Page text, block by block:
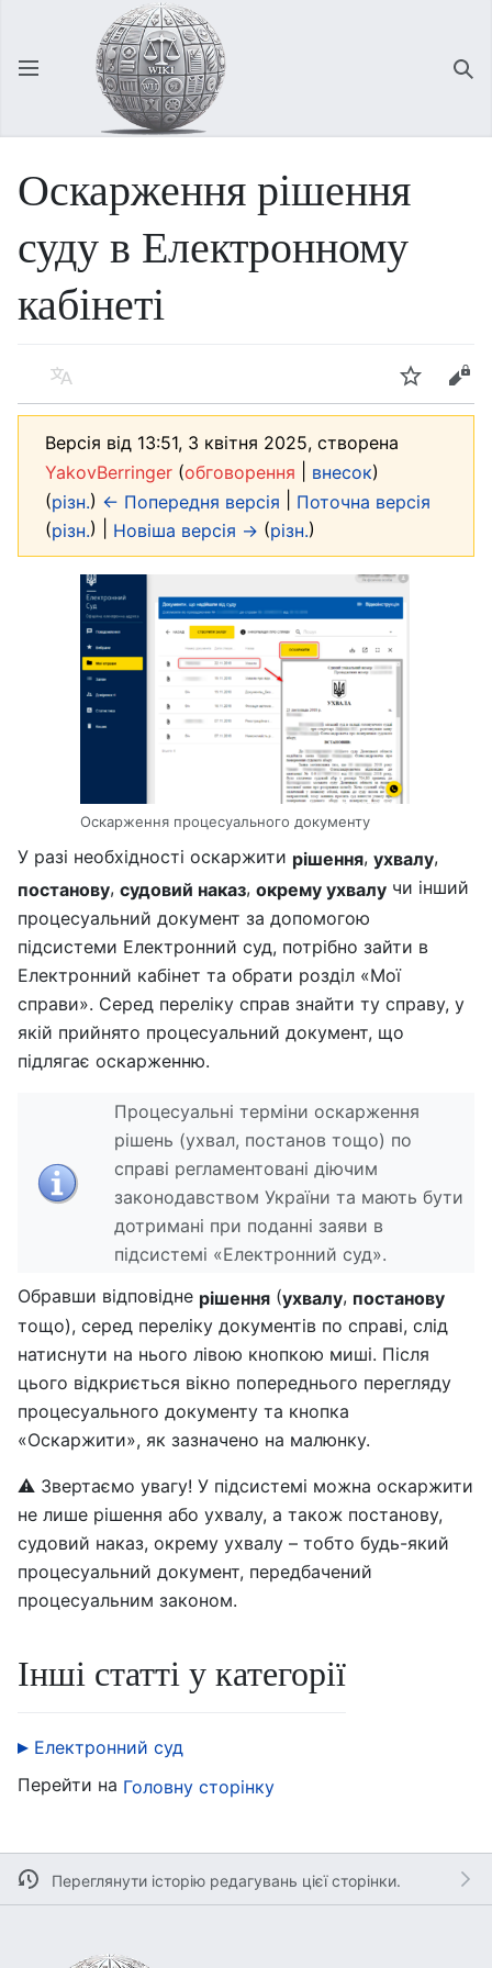
Відкрити головне меню
Оскарження рішення
суду в Електронному
кабінеті
Мова Спостерігати Редагувати
Версія від 13:51, 3 квітня 2025, створена
YakovBerringer (обговорення внесок)
(різн.) ← Попередня версія
Поточна версія
(різн.) | Новіша версія → (різн.)
Оскарження процесуального документу
У разі необхідності оскаржити рішення, ухвалу,
постанову, судовий наказ, окрему ухвалу чи інший
процесуальний документ за допомогою
підсистеми Електронний суд, потрібно зайти в
Електронний кабінет та обрати розділ «Мої
справи». Серед переліку справ знайти ту справу, у
якій прийнято процесуальний документ, що
підлягає оскарженню.
Процесуальні терміни оскарження
рішень (ухвал, постанов тощо) по
справі регламентовані діючим
законодавством України та мають бути
дотримані при поданні заяви в
підсистемі «Електронний суд».
Обравши відповідне рішення (ухвалу, постанову
тощо), серед переліку документів по справі, слід
натиснути на нього лівою кнопкою миші. Після
цього відкриється вікно попереднього перегляду
процесуального документу та кнопка
«Оскаржити», як зазначено на малюнку.
⚠️ Звертаємо увагу! У підсистемі можна оскаржити
не лише рішення або ухвалу, а також постанову,
судовий наказ, окрему ухвалу – тобто будь-який
процесуальний документ, передбачений
процесуальним законом.
Інші статті у категорії
Електронний суд
Перейти на Головну сторінку
Переглянути історію редагувань цієї сторінки.